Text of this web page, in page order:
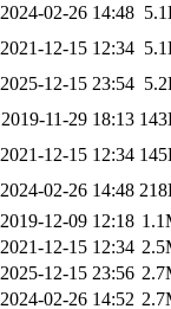
2024-02-26 14:48
2021-12-15 12:34
2025-12-15 23:54
2019-11-29 18:13
2021-12-15 12:34
2024-02-26 14:48
2019-12-09 12:18
2021-12-15 12:34
2025-12-15 23:56
2024-02-26 14:52